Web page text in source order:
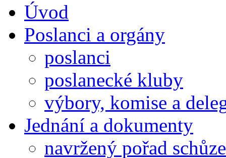
Úvod
Poslanci a orgány
poslanci
poslanecké kluby
výbory, komise a
Jednání a dokumenty
navržený pořad schůze